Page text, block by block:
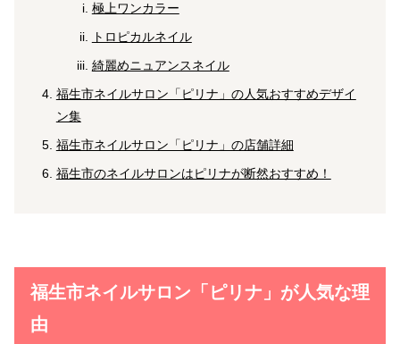
極上ワンカラー
トロピカルネイル
綺麗めニュアンスネイル
福生市ネイルサロン「ピリナ」の人気おすすめデザイ
ン集
福生市ネイルサロン「ピリナ」の店舗詳細
福生市のネイルサロンはピリナが断然おすすめ！
福生市ネイルサロン「ピリナ」が人気な理
由